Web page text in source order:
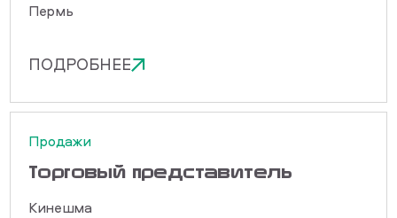
Пермь
ПОДРОБНЕЕ
Продажи
Торговый представитель
Кинешма